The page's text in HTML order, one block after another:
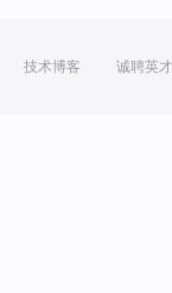
技术博客 诚聘英才